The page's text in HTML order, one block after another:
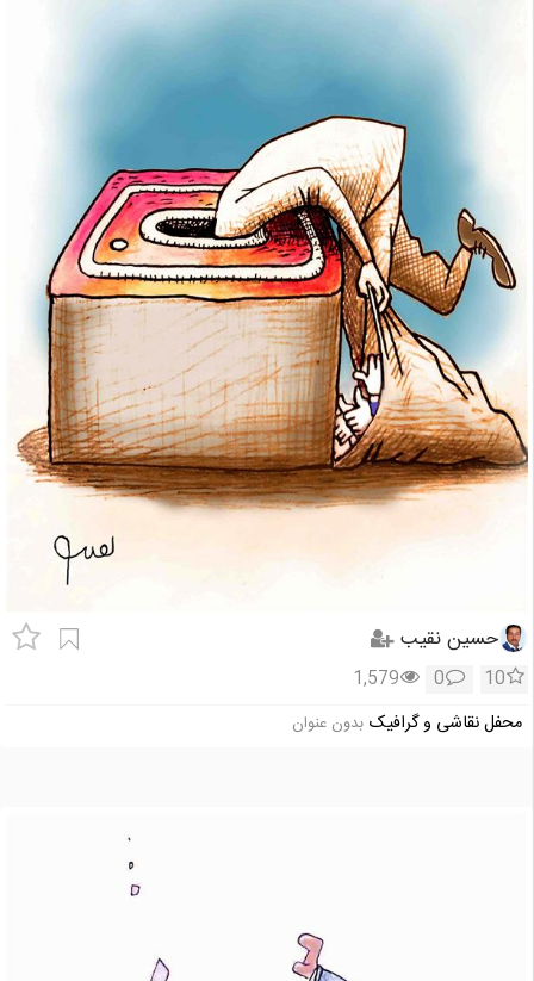
حسین نقیب
10
0
1,579
محفل نقاشی و گرافیک بدون عنوان